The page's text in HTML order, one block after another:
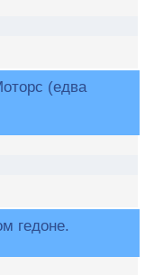
(едва
гедоне.